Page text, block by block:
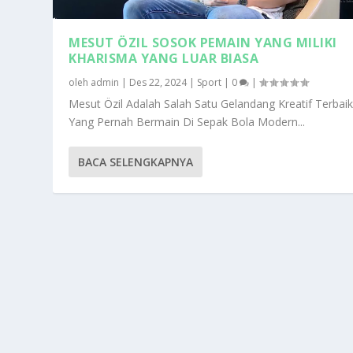
MESUT ÖZIL SOSOK PEMAIN YANG MILIKI
KHARISMA YANG LUAR BIASA
oleh admin | Des 22, 2024| Sport | 0 |
Mesut Özil Adalah Salah Satu Gelandang Kreatif Terbaik
Yang Pernah Bermain Di Sepak Bola Modern...
BACA SELENGKAPNYA